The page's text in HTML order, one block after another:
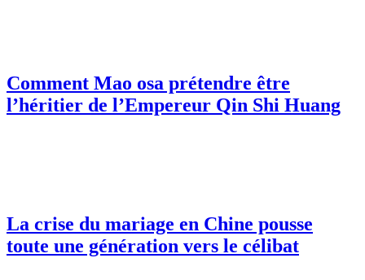
Comment Mao osa prétendre être
l’héritier de l’Empereur Qin Shi Huang
La crise du mariage en Chine pousse
toute une génération vers le célibat